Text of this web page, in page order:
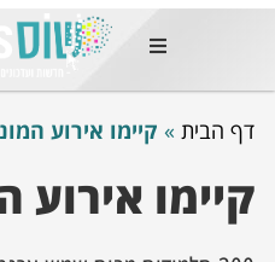
החמות
בימים
דף הבית » קיימו אירוע
קיימו אירוע